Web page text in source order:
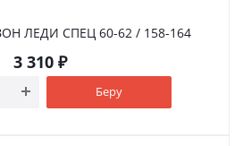
ЛЕДИ СПЕЦ 60-62 / 158-164
3 310₽
Беру